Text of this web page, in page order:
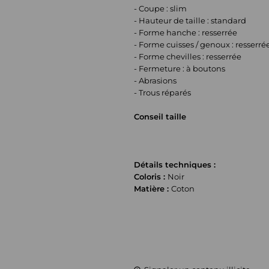
- Coupe : slim
- Hauteur de taille : standard
- Forme hanche : resserrée
- Forme cuisses / genoux :
- Forme chevilles : resserrée
- Fermeture : à boutons
- Abrasions
- Trous réparés
Conseil taille
Détails techniques :
Coloris : Noir
Matière :Coton